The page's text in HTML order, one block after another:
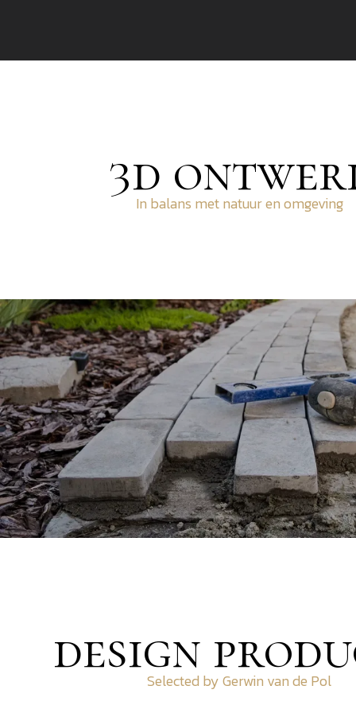
3d
In balans met natuur en omgeving
designSelected by Gerwin van de Pol